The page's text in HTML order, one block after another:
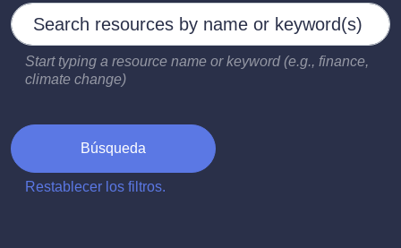
Search by keywords
Type 2 or more characters for results.
Start typing a resource name or keyword (e.g., finance,
climate change)
Búsqueda
Restablecer los filtros.